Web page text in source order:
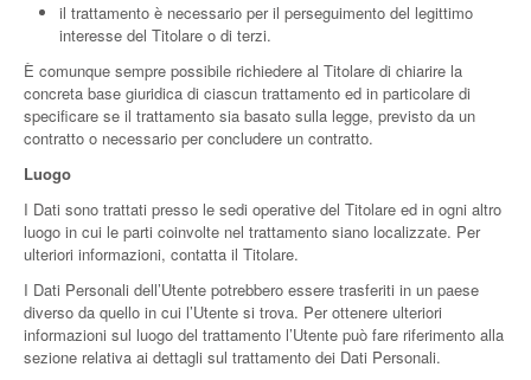
il trattamento è necessario per il perseguimento del legittimo
interesse del Titolare o di terzi.
È comunque sempre possibile richiedere al Titolare di chiarire la
concreta base giuridica di ciascun trattamento ed in particolare di
specificare se il trattamento sia basato sulla legge, previsto da un
contratto o necessario per concludere un contratto.
Luogo
I Dati sono trattati presso le sedi operative del Titolare ed in ogni altro
luogo in cui le parti coinvolte nel trattamento siano localizzate. Per
ulteriori informazioni, contatta il Titolare.
I Dati Personali dell’Utente potrebbero essere trasferiti in un paese
diverso da quello in cui l’Utente si trova. Per ottenere ulteriori
informazioni sul luogo del trattamento l’Utente può fare riferimento alla
sezione relativa ai dettagli sul trattamento dei Dati Personali.